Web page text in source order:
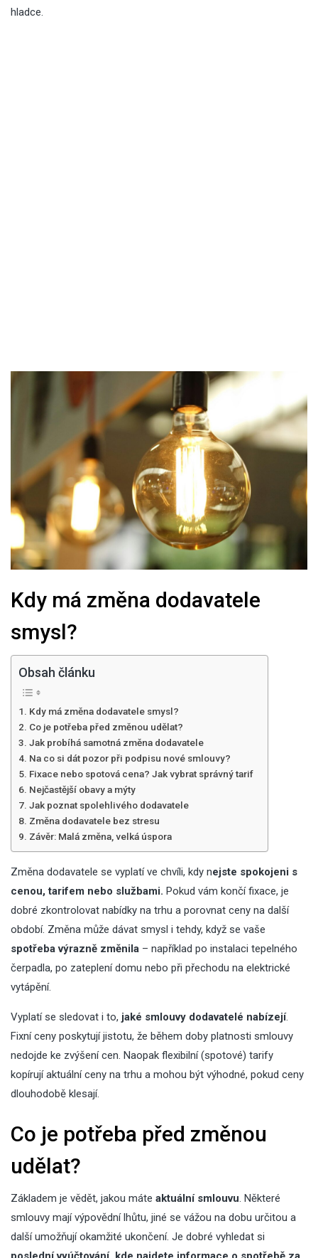
hladce.
Kdy má změna dodavatele
smysl?
Obsah článku
Kdy má změna dodavatele smysl?
Co je potřeba před změnou udělat?
Jak probíhá samotná změna dodavatele
Na co si dát pozor při podpisu nové smlouvy?
Fixace nebo spotová cena? Jak vybrat správný tarif
Nejčastější obavy a mýty
Jak poznat spolehlivého dodavatele
Změna dodavatele bez stresu
Závěr: Malá změna, velká úspora
Změna dodavatele se vyplatí ve chvíli, kdy nejste spokojeni s
cenou, tarifem nebo službami. Pokud vám končí fixace, je
dobré zkontrolovat nabídky na trhu a porovnat ceny na další
období. Změna může dávat smysl i tehdy, když se vaše
spotřeba výrazně změnila – například po instalaci tepelného
čerpadla, po zateplení domu nebo při přechodu na elektrické
vytápění.
Vyplatí se sledovat i to, jaké smlouvy dodavatelé nabízejí.
Fixní ceny poskytují jistotu, že během doby platnosti smlouvy
nedojde ke zvýšení cen. Naopak flexibilní (spotové) tarify
kopírují aktuální ceny na trhu a mohou být výhodné, pokud ceny
dlouhodobě klesají.
Co je potřeba před změnou
udělat?
Základem je vědět, jakou máte aktuální smlouvu. Některé
smlouvy mají výpovědní lhůtu, jiné se vážou na dobu určitou a
další umožňují okamžité ukončení. Je dobré vyhledat si